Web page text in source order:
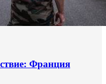
Франция